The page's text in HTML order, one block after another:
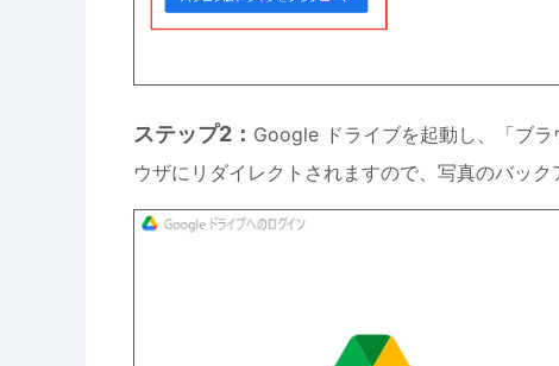
ステップ2： Google ドライブを起動し、「ブ
ウザにリダイレクトされますので、写真のバッ